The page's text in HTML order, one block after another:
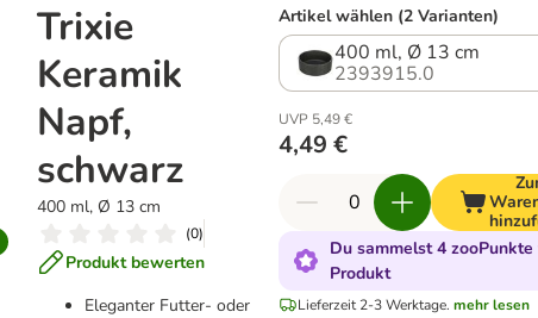
Trixie
Keramik
Napf,
schwarz
400 ml, Ø 13 cm
(0)
Produkt bewerten
Eleganter Futter- oder
Artikel wählen (2 Varianten)
400 ml, Ø 13 cm
2393915.0
UVP 5,49 €
4,49 €
Du sammelst 4
Produkt
Lieferzeit 2-3 Werktage. mehr lesen